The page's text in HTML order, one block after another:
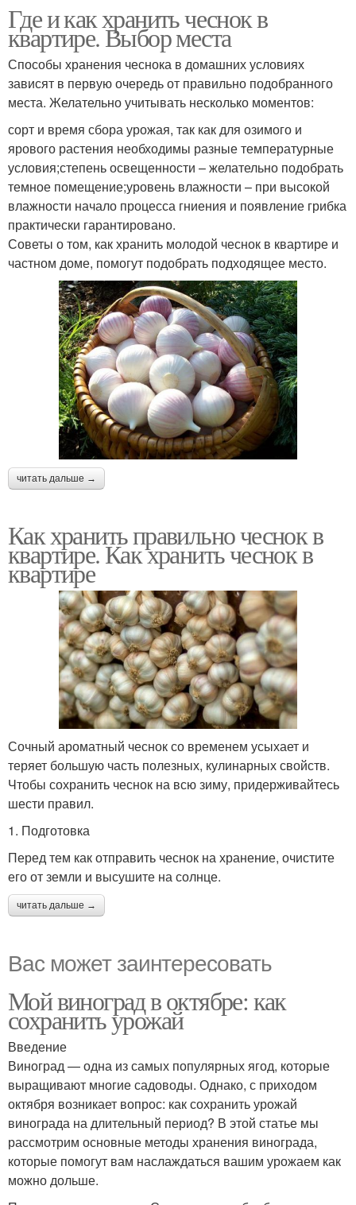
Где и как хранить чеснок в
квартире. Выбор места
Способы хранения чеснока в домашних условиях
зависят в первую очередь от правильно подобранного
места. Желательно учитывать несколько моментов:
сорт и время сбора урожая, так как для озимого и
ярового растения необходимы разные температурные
условия;степень освещенности – желательно подобрать
темное помещение;уровень влажности – при высокой
влажности начало процесса гниения и появление грибка
практически гарантировано.
Советы о том, как хранить молодой чеснок в квартире и
частном доме, помогут подобрать подходящее место.
читать дальше →
Как хранить правильно чеснок в
квартире. Как хранить чеснок в
квартире
Сочный ароматный чеснок со временем усыхает и
теряет большую часть полезных, кулинарных свойств.
Чтобы сохранить чеснок на всю зиму, придерживайтесь
шести правил.
1. Подготовка
Перед тем как отправить чеснок на хранение, очистите
его от земли и высушите на солнце.
читать дальше →
Вас может заинтересовать
Мой виноград в октябре: как
сохранить урожай
Введение
Виноград — одна из самых популярных ягод, которые
выращивают многие садоводы. Однако, с приходом
октября возникает вопрос: как сохранить урожай
винограда на длительный период? В этой статье мы
рассмотрим основные методы хранения винограда,
которые помогут вам наслаждаться вашим урожаем как
можно дольше.